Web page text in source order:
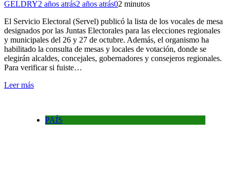
GELDRY2 años atrás2 años atrás02 minutos
El Servicio Electoral (Servel) publicó la lista de los vocales de mesa
designados por las Juntas Electorales para las elecciones regionales
y municipales del 26 y 27 de octubre. Además, el organismo ha
habilitado la consulta de mesas y locales de votación, donde se
elegirán alcaldes, concejales, gobernadores y consejeros regionales.
Para verificar si fuiste…
Leer más
PAÍS